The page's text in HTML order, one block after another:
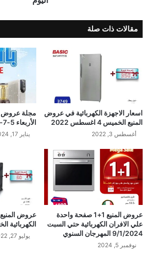
مقالات ذات صلة
اسعار الاجهزة الكهربائية في عروض
المنيع الخميس 4 اغسطس 2022
أغسطس 3, 2022
مجلة عروض
الأربعاء 5-7-1445 هـ | هلا بالشتاء
يناير 17, 2024
عروض المنيع 1+1 صفحة واحدة
علي الافران الكهربائية حتي السبت
9/1/2024 المهرجان السنوي
نوفمبر 5, 2024
عروض
الكهربائية الخميس 28
يوليو 27, 2022